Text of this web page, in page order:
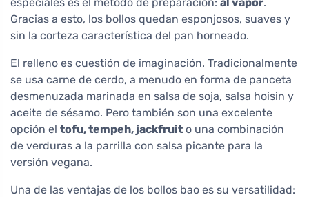
Gracias a esto, los bollos quedan esponjosos, suaves y
sin la corteza característica del pan horneado.
El relleno es cuestión de imaginación. Tradicionalmente
se usa carne de cerdo, a menudo en forma de panceta
desmenuzada marinada en salsa de soja, salsa hoisin y
aceite de sésamo. Pero también son una excelente
opción el tofu, tempeh, jackfruit o una combinación
de verduras a la parrilla con salsa picante para la
versión vegana.
Una de las ventajas de los bollos bao es su versatilidad: